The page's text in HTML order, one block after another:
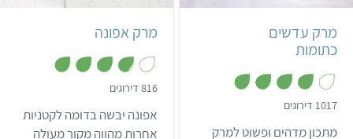
4 מנות
מרק עדשים
כתומות
1017 דירוגים
.
מתכון מדהים ופשוט למרק
8 מנות
מרק אפונה
816 דירוגים
.
8
מ
אפונה יבשה בדומה לקטניות
אחרות מהווה מקור מעולה